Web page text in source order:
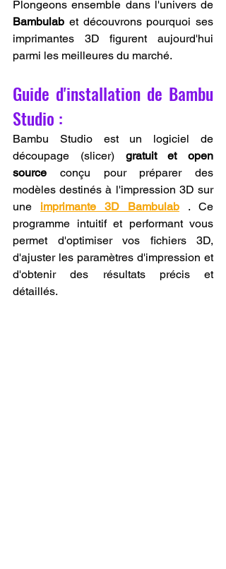
Bambulab et découvrons pourquoi ses
imprimantes 3D figurent aujourd'hui
parmi les meilleures du marché.
Guide d'installation de Bambu
Studio :
Bambu Studio est un logiciel de
découpage (slicer) gratuit et open
source conçu pour préparer des
modèles destinés à l'impression 3D sur
une imprimante 3D Bambulab . Ce
programme intuitif et performant vous
permet d'optimiser vos fichiers 3D,
d'ajuster les paramètres d'impression et
d'obtenir des résultats précis et
détaillés.